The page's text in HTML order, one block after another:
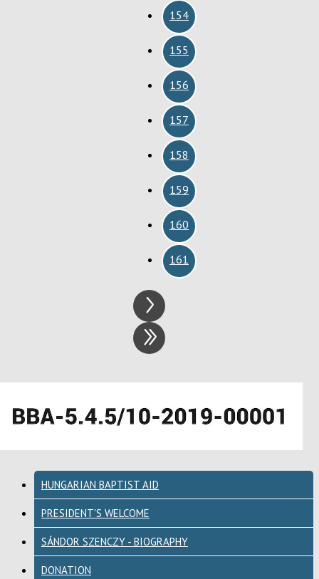
154
155
156
157
158
159
160
161
HUNGARIAN BAPTIST AID
PRESIDENT'S WELCOME
SÁNDOR SZENCZY - BIOGRAPHY
DONATION